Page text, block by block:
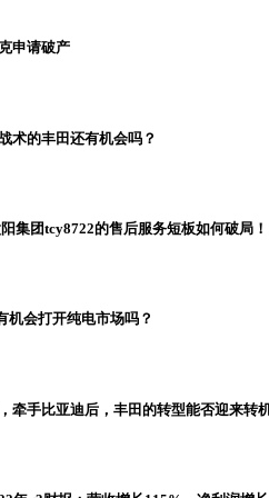
申请破产
术的丰田还有机会吗？
集团tcy8722的售后服务短板如何破局！
机会打开纯电市场吗？
牵手比亚迪后，丰田的转型能否迎来转